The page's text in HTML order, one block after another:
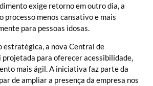
exige retorno em outro dia, a
processo menos cansativo e mais
para pessoas idosas.
estratégica, a nova Central de
projetada para oferecer acessibilidade,
mais ágil. A iniciativa faz parte da
de ampliar a presença da empresa nos